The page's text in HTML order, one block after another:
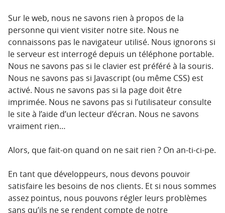
Sur le web, nous ne savons rien à propos de la
personne qui vient visiter notre site. Nous ne
connaissons pas le navigateur utilisé. Nous ignorons si
le serveur est interrogé depuis un téléphone portable.
Nous ne savons pas si le clavier est préféré à la souris.
Nous ne savons pas si Javascript (ou même CSS) est
activé. Nous ne savons pas si la page doit être
imprimée. Nous ne savons pas si l’utilisateur consulte
le site à l’aide d’un lecteur d’écran. Nous ne savons
vraiment rien…
Alors, que fait-on quand on ne sait rien ? On an-ti-ci-pe.
En tant que développeurs, nous devons pouvoir
satisfaire les besoins de nos clients. Et si nous sommes
assez pointus, nous pouvons régler leurs problèmes
sans qu’ils ne se rendent compte de notre